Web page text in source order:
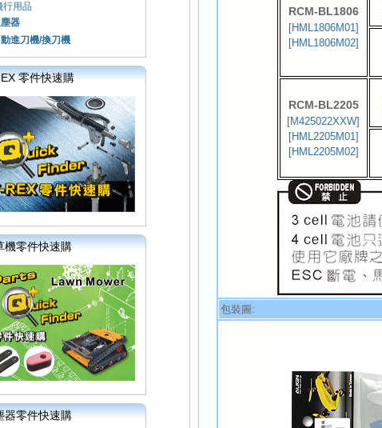
行用品
器
進刀機/換刀機
零件快速購
機零件快速購
器零件快速購
RCM-BL1806
[HML1806M01]
[HML1806M02]
RCM-BL2205
[M425022XXW]
[HML2205M01]
[HML2205M02]
包裝圖: